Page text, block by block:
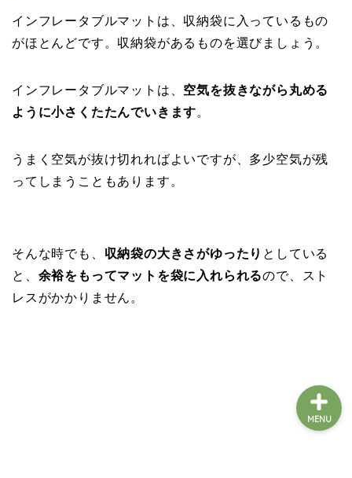
インフレータブルマットは、収納袋に入っているもの
がほとんどです。収納袋があるものを選びましょう。
インフレータブルマットは、 空気を抜きながら丸める
ように小さくたたんでいきます。
うまく空気が抜け切れればよいですが、多少空気が残
ってしまうこともあります。
そんな時でも、 収納袋の大きさがゆったり としている
と、 余裕をもってマットを袋に入れられるので、スト
レスがかかりません。
MENU
車中泊アイテム